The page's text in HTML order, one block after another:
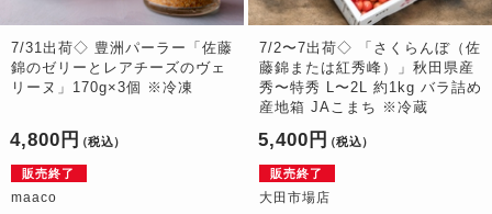
7/31出荷◇ 豊洲パーラー「佐藤
錦のゼリーとレアチーズのヴェ
リーヌ」170g×3個 ※冷凍
4,800円 （税込）
販売終了
maaco
7/2〜7出荷◇ 「さくらんぼ（佐
藤錦または紅秀峰）」秋田県産
秀〜特秀 L〜2L 約1kg バラ詰め
産地箱 JAこまち ※冷蔵
5,400円 （税込）
販売終了
大田市場店